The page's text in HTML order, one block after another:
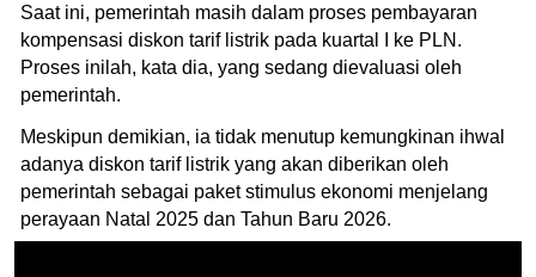
Saat ini, pemerintah masih dalam proses pembayaran
kompensasi diskon tarif listrik pada kuartal I ke PLN.
Proses inilah, kata dia, yang sedang dievaluasi oleh
pemerintah.
Meskipun demikian, ia tidak menutup kemungkinan ihwal
adanya diskon tarif listrik yang akan diberikan oleh
pemerintah sebagai paket stimulus ekonomi menjelang
perayaan Natal 2025 dan Tahun Baru 2026.